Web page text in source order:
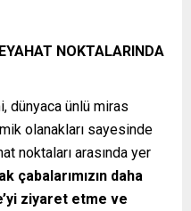
NOKTALARINDA
dünyaca ünlü miras
olanakları sayesinde
noktaları arasında yer
çabalarımızın daha
ziyaret etme ve